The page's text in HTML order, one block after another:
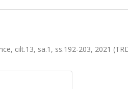
cilt.13, sa.1, ss.192-203, 2021